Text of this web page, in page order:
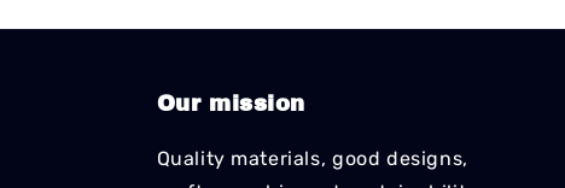
Our mission
Quality materials, good designs,